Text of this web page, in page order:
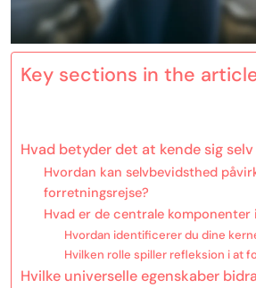
Key sections in the
Hvad betyder det at kende sig
Hvordan kan selvbevidsthed
forretningsrejse?
Hvad er de centrale komponenter
Hvordan identificerer du dine
Hvilken rolle spiller refleksion i at
Hvilke universelle egenskaber